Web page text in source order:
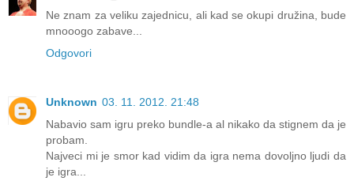
Ne znam za veliku zajednicu, ali kad se okupi družina, bude
mnooogo zabave...
Odgovori
Unknown 03. 11. 2012. 21:48
Nabavio sam igru preko bundle-a al nikako da stignem da je
probam.
Najveci mi je smor kad vidim da igra nema dovoljno ljudi da
je igra...